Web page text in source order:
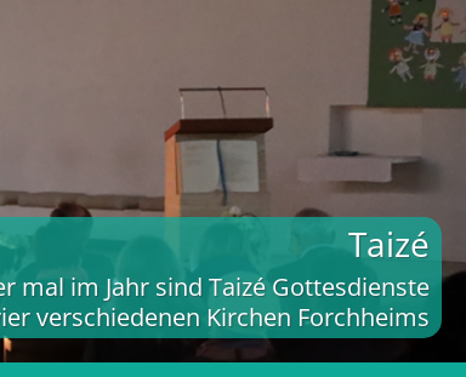
Taizé
mal im Jahr sind Taizé Gottesdienste
verschiedenen Kirchen Forchheims